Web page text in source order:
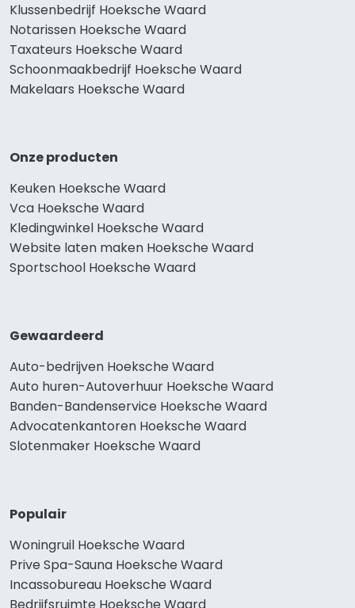
Klussenbedrijf Hoeksche Waard
Notarissen Hoeksche Waard
Taxateurs Hoeksche Waard
Schoonmaakbedrijf Hoeksche Waard
Makelaars Hoeksche Waard
Onze producten
Keuken Hoeksche Waard
Vca Hoeksche Waard
Kledingwinkel Hoeksche Waard
Website laten maken Hoeksche Waard
Sportschool Hoeksche Waard
Gewaardeerd
Auto-bedrijven Hoeksche Waard
Auto huren-Autoverhuur Hoeksche Waard
Banden-Bandenservice Hoeksche Waard
Advocatenkantoren Hoeksche Waard
Slotenmaker Hoeksche Waard
Populair
Woningruil Hoeksche Waard
Prive Spa-Sauna Hoeksche Waard
Incassobureau Hoeksche Waard